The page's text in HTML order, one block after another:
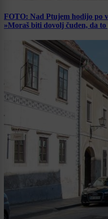
FOTO: Nad Ptujem hodijo po
»Moraš biti dovolj čuden, da to